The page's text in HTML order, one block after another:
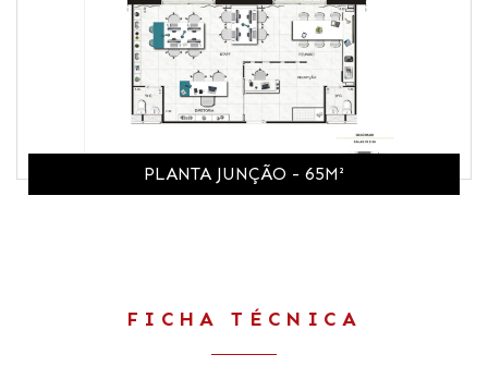
PLANTA JUNÇÃO - 65M²
FICHA TÉCNICA